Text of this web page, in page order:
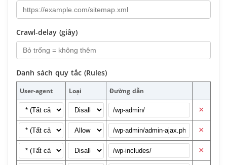
Crawl-delay (giây)
Danh sách quy tắc (Rules)
User-agent Loại Đường dẫn
×
×
×